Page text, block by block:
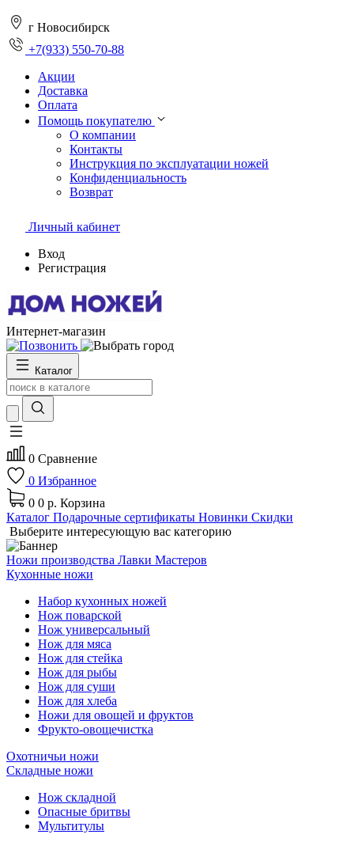
г Новосибирск
+7(933) 550-70-88
Акции
Доставка
Оплата
Помощь покупателю
О компании
Контакты
Инструкция по эксплуатации ножей
Конфиденциальность
Возврат
Личный кабинет
Вход
Регистрация
Интернет-магазин
Каталог
0 Сравнение
0 Избранное
0 0 р. Корзина
Каталог Подарочные сертификаты Новинки Скидки
Выберите интересующую вас категорию
Ножи производства Лавки Мастеров
Кухонные ножи
Набор кухонных ножей
Нож поварской
Нож универсальный
Нож для мяса
Нож для стейка
Нож для рыбы
Нож для суши
Нож для хлеба
Ножи для овощей и фруктов
Фрукто-овощечистка
Охотничьи ножи
Складные ножи
Нож складной
Опасные бритвы
Мультитулы